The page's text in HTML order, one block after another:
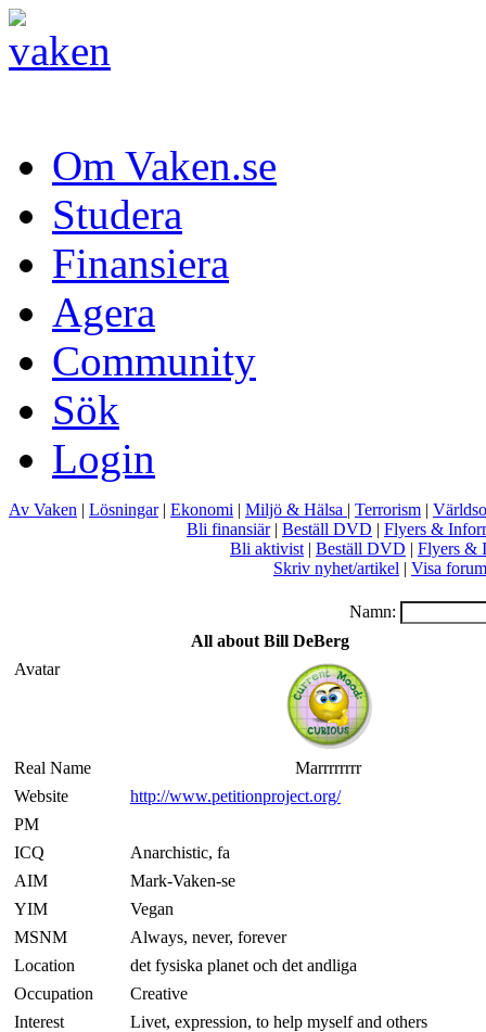
Om Vaken.se
Studera
Finansiera
Agera
Community
Sök
Login
Av Vaken | Lösningar| Ekonomi | Miljö & Hälsa | Terrorism |
Bli finansiär| Beställ DVD | Flyers &
Bli aktivist | Beställ DVD | Flyers &
Skriv nyhet/artikel | Visa forum
Namn:
All about Bill DeBerg
Avatar
Real Name
Marrrrrrrr
Website
http://www.petitionproject.org/
PM
ICQ
Anarchistic, fa
AIM
Mark-Vaken-se
YIM
Vegan
MSNM
Always, never, forever
Location
det fysiska planet och det andliga
Occupation
Creative
Interest
Livet, expression, to help myself and others